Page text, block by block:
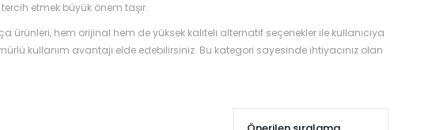
etmek büyük önem taşır.
ürünleri, hem orijinal hem de yüksek kaliteli alternatif seçenekler ile kullanıcıya
kullanım avantajı elde edebilirsiniz. Bu kategori sayesinde ihtiyacınız olan